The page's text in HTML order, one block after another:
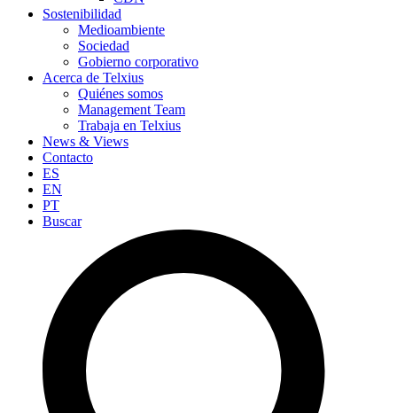
Sostenibilidad
Medioambiente
Sociedad
Gobierno corporativo
Acerca de Telxius
Quiénes somos
Management Team
Trabaja en Telxius
News & Views
Contacto
ES
EN
PT
Buscar